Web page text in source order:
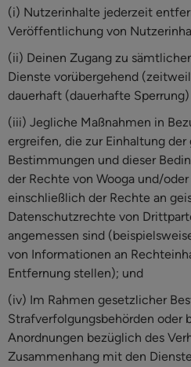
(i) Nutzerinhalte jederzeit
Veröffentlichung von
(ii) Deinen Zugang zu
Dienste vorübergehend
dauerhaft (dauerhafte
(iii) Jegliche Maßnahmen in
ergreifen, die zur Einhaltung
Bestimmungen und dieser
der Rechte von Wooga und/
einschließlich der Rechte an
Datenschutzrechte von
angemessen sind
von Informationen an
Entfernung stellen); und
(iv) Im Rahmen gesetzlicher
Strafverfolgungsbehörden oder
Anordnungen bezüglich des
Zusammenhang mit den